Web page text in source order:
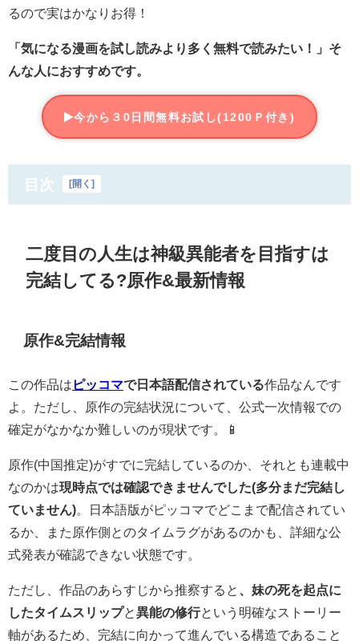
るので実はかなりお得！
「気になる漫画を試し読みより多く無料で読みたい！」そ
んな人におすすめです。
今から３0日間無料お試し(1200Ｐ付き)
目次 開く
二度目の人生は神級異能者を目指すは
完結してる?原作&最新情報
原作&完結情報
この作品は ピッコマで日本語配信されている作品なんです
よ。ただし、原作の完結状況について、公式一次情報での
確定がなかなか難しいのが現状です。📱
原作(中国推定)がすでに完結しているのか、それとも連載中
なのかは現時点では確認できませんでした(多分まだ完結し
ていません)。日本語版がピッコマでどこまで配信されてい
るか、また原作側とのタイムラグがあるのかも、詳細な公
式発表が確認できない状態です。
ただし、作品のあらすじから推察すると 、妹の死を起点に
したタイムスリップと異能の修行という明確なストーリー
軸があるため、完結に向かって進んでいる構造であること